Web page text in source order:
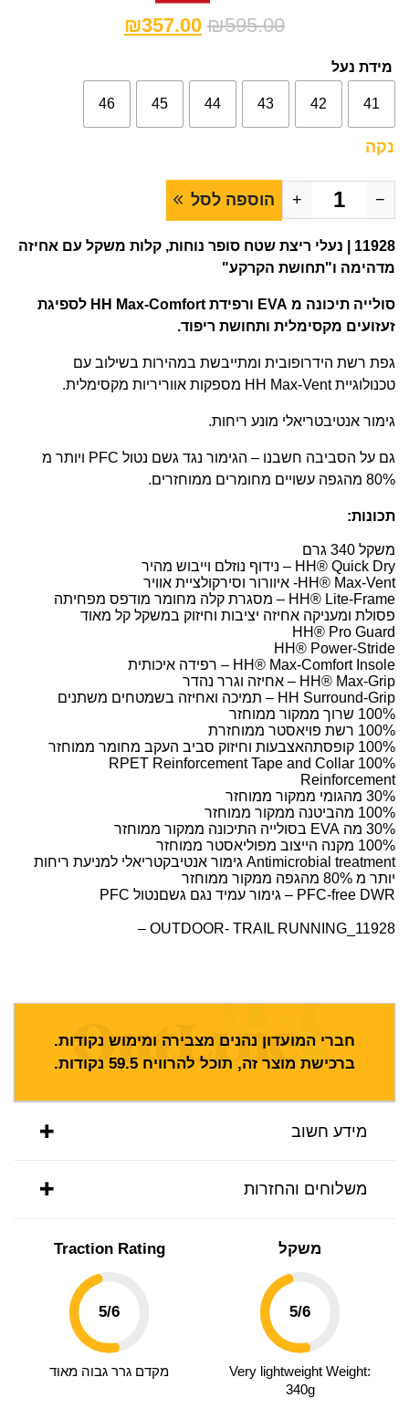
₪595.00
₪357.00
מידת נעל
41
42
43
44
45
46
נקה
−
+ הוספה לסל
11928 | נעלי ריצת שטח סופר נוחות, קלות משקל עם אחיזה
מדהימה ו"תחושת הקרקע"
סולייה תיכונה מ EVA ורפידת HH Max-Comfort לספיגת
זעזועים מקסימלית ותחושת ריפוד.
גפת רשת הידרופובית ומתייבשת במהירות בשילוב עם
טכנולוגיית HH Max-Vent מספקות אווריריות מקסימלית.
גימור אנטיבטריאלי מונע ריחות.
גם על הסביבה חשבנו – הגימור נגד גשם נטול PFC ויותר מ
80% מהגפה עשויים מחומרים ממוחזרים.
תכונות:
משקל 340 גרם
HH® Quick Dry – נידוף נוזלם וייבוש מהיר
HH® Max-Vent- איוורור וסירקולציית אוויר
HH® Lite-Frame – מסגרת קלה מחומר מודפס מפחיתה
פסולת ומעניקה אחיזה יציבות וחיזוק במשקל קל מאוד
HH® Pro Guard
HH® Power-Stride
HH® Max-Comfort Insole – רפידה איכותית
HH® Max-Grip – אחיזה וגרר נהדר
HH Surround-Grip – תמיכה ואחיזה בשמטחים משתנים
100% שרוך ממקור ממוחזר
100% רשת פויאסטר ממוחזרת
100% קופסתהאצבעות וחיזוק סביב העקב מחומר ממוחזר
100% RPET Reinforcement Tape and Collar
Reinforcement
30% מהגומי ממקור ממוחזר
100% מהביטנה ממקור ממוחזר
30% מה EVA בסולייה התיכונה ממקור ממוחזר
100% מקנה הייצוב מפוליאסטר ממוחזר
Antimicrobial treatment גימור אנטיבקטריאלי למניעת ריחות
יותר מ 80% מהגפה ממקור ממוחזר
PFC-free DWR – גימור עמיד נגם גשםנטול PFC
OUTDOOR- TRAIL RUNNING_11928 –
חברי המועדון נהנים מצבירה ומימוש נקודות.
ברכישת מוצר זה, תוכל להרוויח 59.5 נקודות.
מידע חשוב
משלוחים והחזרות
משקל
5/6
Very lightweight Weight:
340g
Traction Rating
5/6
מקדם גרר גבוה מאוד